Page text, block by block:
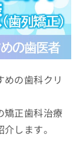
めの歯科クリ
矯正歯科治療
します。